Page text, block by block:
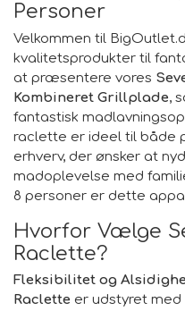
stick belægning, max.
Personer
Velkommen til
kvalitetsprodukter til
at præsentere vores
Kombineret Grillplade,
fantastisk
raclette er ideel til både
erhverv, der ønsker at
madoplevelse med
8 personer er dette
Hvorfor Vælge
Raclette?
Fleksibilitet og
Raclette er udstyret